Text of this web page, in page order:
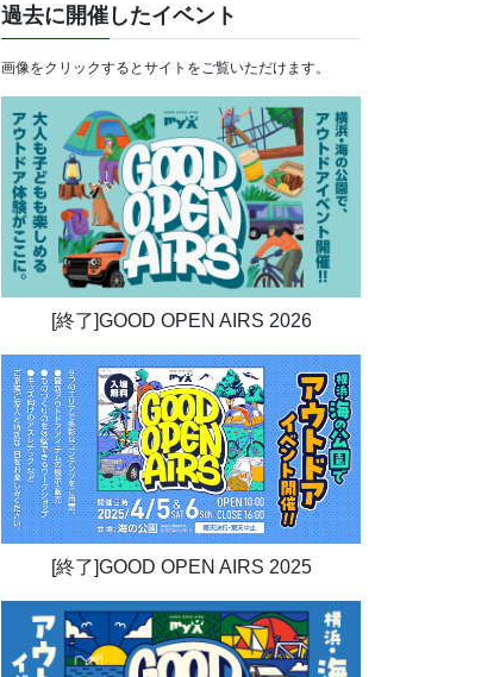
イ
ブ
過去に開催したイベント
画像をクリックするとサイトをご覧いただけます。
[終了]GOOD OPEN AIRS 2026
[終了]GOOD OPEN AIRS 2025